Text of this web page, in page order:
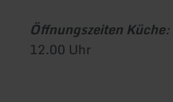
Öffnungszeiten Küche:
12.00 Uhr